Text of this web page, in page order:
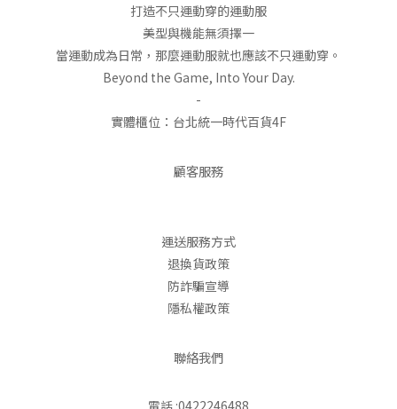
打造不只運動穿的運動服
美型與機能無須擇一
當運動成為日常，那麼運動服就也應該不只運動穿。
Beyond the Game, Into Your Day.
-
實體櫃位：台北統一時代百貨4F
顧客服務
運送服務方式
退換貨政策
防詐騙宣導
隱私權政策
聯絡我們
電話 :0422246488